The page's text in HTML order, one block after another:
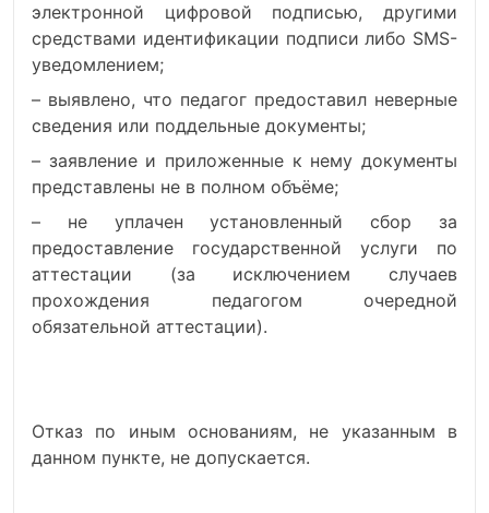
электронной цифровой подписью, другими
средствами идентификации подписи либо SMS-
уведомлением;
– выявлено, что педагог предоставил неверные
сведения или поддельные документы;
– заявление и приложенные к нему документы
представлены не в полном объёме;
– не уплачен установленный сбор за
предоставление государственной услуги по
аттестации (за исключением случаев
прохождения педагогом очередной
обязательной аттестации).
Отказ по иным основаниям, не указанным в
данном пункте, не допускается.